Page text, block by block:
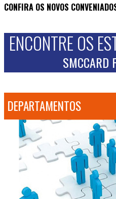
CONFIRA OS NOVOS
ENCONTRE OS
SMCCARD
DEPARTAMENTOS